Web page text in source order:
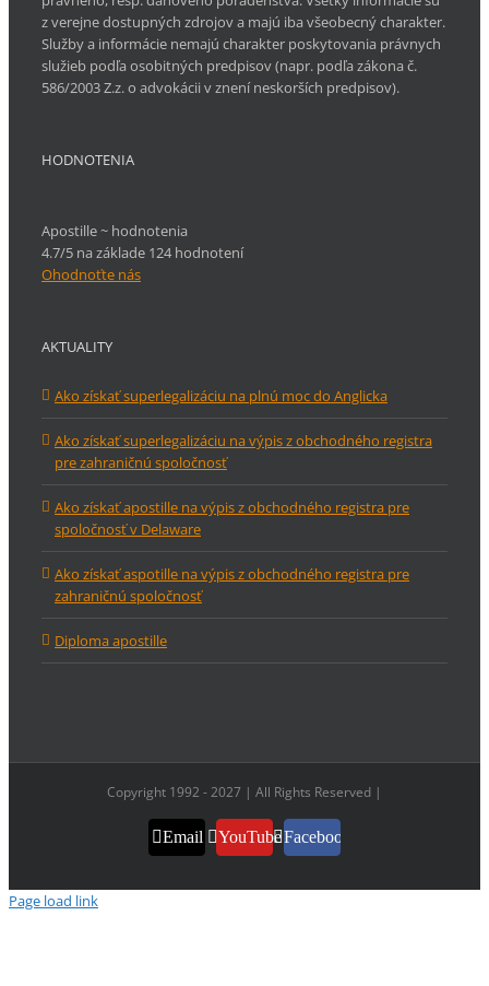
z verejne dostupných zdrojov a majú iba všeobecný charakter.
Služby a informácie nemajú charakter poskytovania právnych
služieb podľa osobitných predpisov (napr. podľa zákona č.
586/2003 Z.z. o advokácii v znení neskorších predpisov).
HODNOTENIA
Apostille ~ hodnotenia
4.7/5 na základe 124 hodnotení
Ohodnoťte nás
AKTUALITY
Ako získať superlegalizáciu na plnú moc do Anglicka
Ako získať superlegalizáciu na výpis z obchodného registra
pre zahraničnú spoločnosť
Ako získať apostille na výpis z obchodného registra pre
spoločnosť v Delaware
Ako získať aspotille na výpis z obchodného registra pre
zahraničnú spoločnosť
Diploma apostille
Copyright 1992 - 2027 | All Rights Reserved |
Email YouTubeFacebook
Page load link